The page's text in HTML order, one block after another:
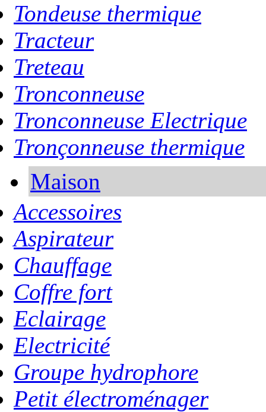
Tondeuse thermique
Tracteur
Treteau
Tronconneuse
Tronconneuse Electrique
Tronçonneuse thermique
Maison
Accessoires
Aspirateur
Chauffage
Coffre fort
Eclairage
Electricité
Groupe hydrophore
Petit électroménager